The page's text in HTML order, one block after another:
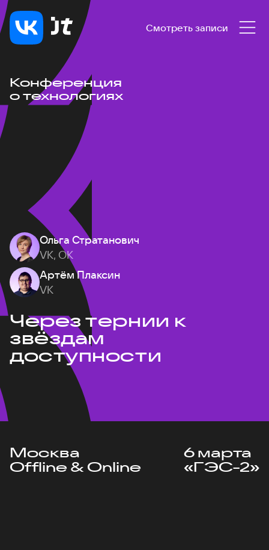
Смотреть записи
Конференция
о технологиях
Ольга Стратанович
VK, ОК
Артём Плаксин
VK
Через тернии к
звёздам
доступности
Москва
Offline & Online
6 марта
«ГЭС-2»